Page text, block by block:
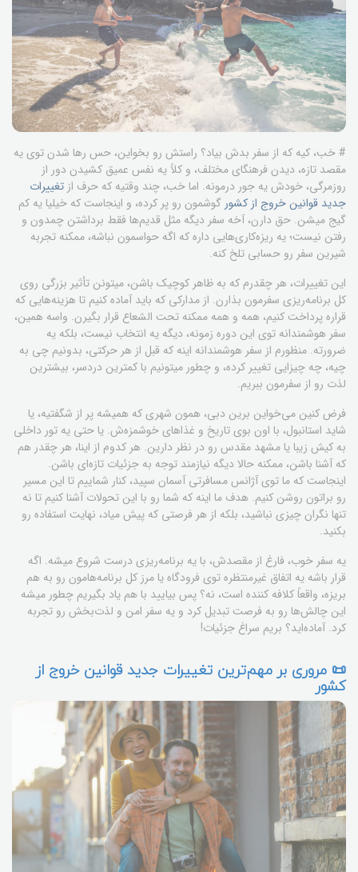
# خب، کیه که از سفر بدش بیاد؟ راستش رو بخواین، حس رها شدن توی یه
مقصد تازه، دیدن فرهنگای مختلف، و کلاً یه نفس عمیق کشیدن دور از
روزمرگی، خودش یه جور درمونه. اما خب، چند وقتیه که حرف از تغییرات
جدید قوانین خروج از کشور گوشمون رو پر کرده، و اینجاست که خیلیا یه کم
گیج میشن. حق دارن، آخه سفر دیگه مثل قدیم‌ها فقط برداشتن چمدون و
رفتن نیست؛ یه ریزه‌کاری‌هایی داره که اگه حواسمون نباشه، ممکنه تجربه
شیرین سفر رو حسابی تلخ کنه.
این تغییرات، هر چقدرم که به ظاهر کوچیک باشن، میتونن تأثیر بزرگی روی
کل برنامه‌ریزی سفرمون بذارن. از مدارکی که باید آماده کنیم تا هزینه‌هایی که
قراره پرداخت کنیم، همه و همه ممکنه تحت الشعاع قرار بگیرن. واسه همین،
سفر هوشمندانه توی این دوره زمونه، دیگه یه انتخاب نیست، بلکه یه
ضرورته. منظورم از سفر هوشمندانه اینه که قبل از هر حرکتی، بدونیم چی به
چیه، چه چیزایی تغییر کرده، و چطور میتونیم با کمترین دردسر، بیشترین
لذت رو از سفرمون ببریم.
فرض کنین می‌خواین برین دبی، همون شهری که همیشه پر از شگفتیه، یا
شاید استانبول، با اون بوی تاریخ و غذاهای خوشمزه‌ش. یا حتی یه تور داخلی
به کیش زیبا یا مشهد مقدس رو در نظر دارین. هر کدوم از اینا، هر چقدر هم
که آشنا باشن، ممکنه حالا دیگه نیازمند توجه به جزئیات تازه‌ای باشن.
اینجاست که ما توی آژانس مسافرتی آسمان سپید، کنار شماییم تا این مسیر
رو براتون روشن کنیم. هدف ما اینه که شما رو با این تحولات آشنا کنیم تا نه
تنها نگران چیزی نباشید، بلکه از هر فرصتی که پیش میاد، نهایت استفاده رو
بکنید.
یه سفر خوب، فارغ از مقصدش، با یه برنامه‌ریزی درست شروع میشه. اگه
قرار باشه یه اتفاق غیرمنتظره توی فرودگاه یا مرز کل برنامه‌هامون رو به هم
بریزه، واقعاً کلافه کننده است، نه؟ پس بیایید با هم یاد بگیریم چطور میشه
این چالش‌ها رو به فرصت تبدیل کرد و یه سفر امن و لذت‌بخش رو تجربه
کرد. آماده‌اید؟ بریم سراغ جزئیات!
📜 مروری بر مهم‌ترین تغییرات جدید قوانین خروج از
کشور